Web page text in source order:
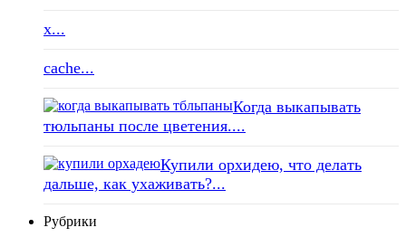
x...
cache...
Когда выкапывать
тюльпаны после цветения....
Купили орхидею, что делать
дальше, как ухаживать?...
Рубрики